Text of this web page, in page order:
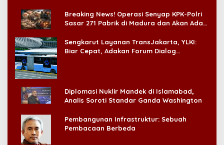
Breaking News! Operasi Senyap KPK-Polri
Sasar 271 Pabrik di Madura dan Akan Ada
Sengkarut Layanan TransJakarta, YLKI:
Biar Cepat, Adakan Forum Dialog
Diplomasi Nuklir Mandek di Islamabad,
Analis Soroti Standar Ganda Washington
Pembangunan Infrastruktur: Sebuah
Pembacaan Berbeda